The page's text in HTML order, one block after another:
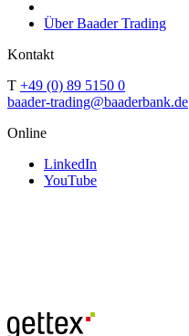
Über Baader Trading
Kontakt
T +49 (0) 89 5150 0
baader-trading@baaderbank.de
Online
LinkedIn
YouTube